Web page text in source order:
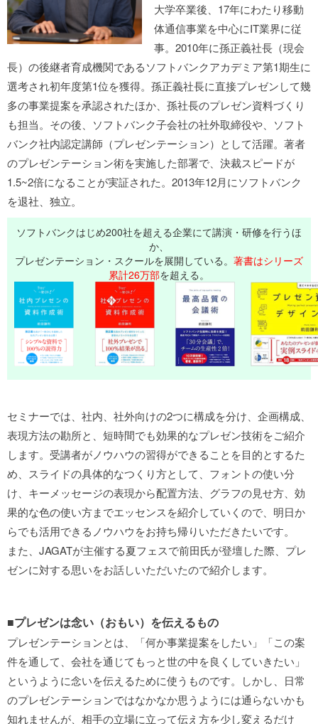
大学卒業後、17年にわたり移動
体通信事業を中心にIT業界に従
事。2010年に孫正義社長（現会
長）の後継者育成機関であるソフトバンクアカデミア第1期生に
選考され初年度第1位を獲得。孫正義社長に直接プレゼンして幾
多の事業提案を承認されたほか、孫社長のプレゼン資料づくり
も担当。その後、ソフトバンク子会社の社外取締役や、ソフト
バンク社内認定講師（プレゼンテーション）として活躍。著者
のプレゼンテーション術を実施した部署で、決裁スピードが
1.5~2倍になることが実証された。2013年12月にソフトバンク
を退社、独立。
ソフトバンクはじめ200社を超える企業にて講演・研修を行うほ
か、
プレゼンテーション・スクールを展開している。 著書はシリーズ
累計26万部を超える。
セミナーでは、社内、社外向けの2つに構成を分け、企画構成、
表現方法の勘所と、短時間でも効果的なプレゼン技術をご紹介
します。受講者がノウハウの習得ができることを目的とするた
め、スライドの具体的なつくり方として、フォントの使い分
け、キーメッセージの表現から配置方法、グラフの見せ方、効
果的な色の使い方までエッセンスを紹介していくので、明日か
らでも活用できるノウハウをお持ち帰りいただきたいです。
また、JAGATが主催する夏フェスで前田氏が登壇した際、プレ
ゼンに対する思いをお話しいただいたので紹介します。
■プレゼンは念い（おもい）を伝えるもの
プレゼンテーションとは、「何か事業提案をしたい」「この案
件を通して、会社を通じてもっと世の中を良くしていきたい」
というように念いを伝えるために使うものです。しかし、日常
のプレゼンテーションではなかなか思うようには通らないかも
知れませんが、相手の立場に立って伝え方を少し変えるだけ